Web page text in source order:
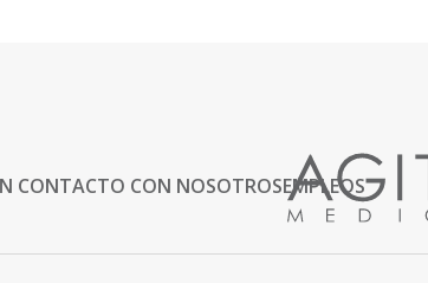
CONTACTO CON NOSOTROSEMPLEOS